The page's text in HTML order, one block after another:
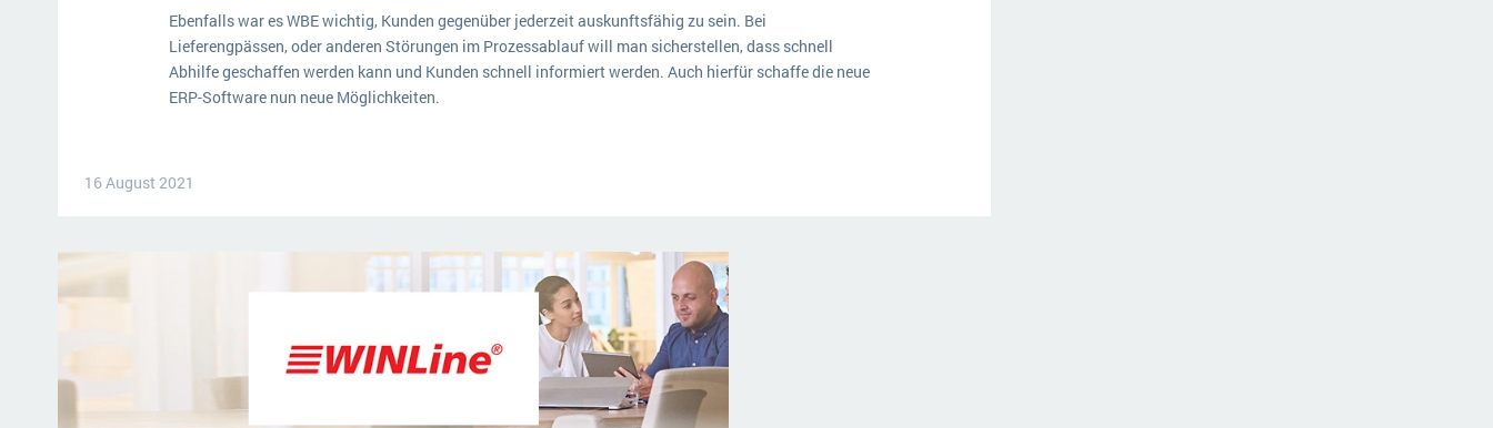
Ebenfalls war es WBE wichtig, Kunden gegenüber jederzeit auskunftsfähig zu sein. Bei
Lieferengpässen, oder anderen Störungen im Prozessablauf will man sicherstellen, dass schnell
Abhilfe geschaffen werden kann und Kunden schnell informiert werden. Auch hierfür schaffe die neue
ERP-Software nun neue Möglichkeiten.
16 August 2021